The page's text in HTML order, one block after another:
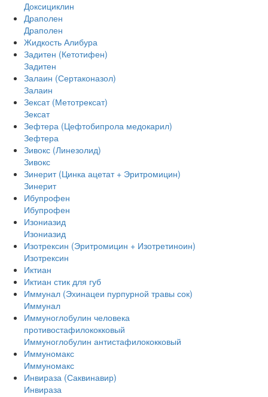
Доксициклин
Драполен
Драполен
Жидкость Алибура
Задитен (Кетотифен)
Задитен
Залаин (Сертаконазол)
Залаин
Зексат (Метотрексат)
Зексат
Зефтера (Цефтобипрола медокарил)
Зефтера
Зивокс (Линезолид)
Зивокс
Зинерит (Цинка ацетат + Эритромицин)
Зинерит
Ибупрофен
Ибупрофен
Изониазид
Изониазид
Изотрексин (Эритромицин + Изотретиноин)
Изотрексин
Иктиан
Иктиан стик для губ
Иммунал (Эхинацеи пурпурной травы сок)
Иммунал
Иммуноглобулин человека
противостафилококковый
Иммуноглобулин антистафилококковый
Иммуномакс
Иммуномакс
Инвираза (Саквинавир)
Инвираза